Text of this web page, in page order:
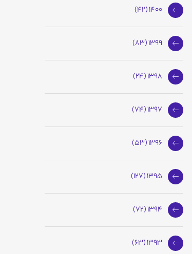
1400 (42)
1399 (83)
1398 (24)
1397 (74)
1396 (53)
1395 (127)
1394 (72)
1393 (63)